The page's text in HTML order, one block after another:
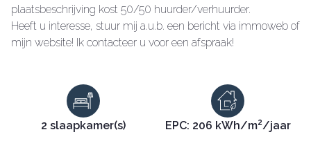
plaatsbeschrijving kost 50/50 huurder/verhuurder.
Heeft u interesse, stuur mij a.u.b. een bericht via immoweb of
mijn website! Ik contacteer u voor een afspraak!
2 slaapkamer(s) EPC: 206 kWh/m2/jaar